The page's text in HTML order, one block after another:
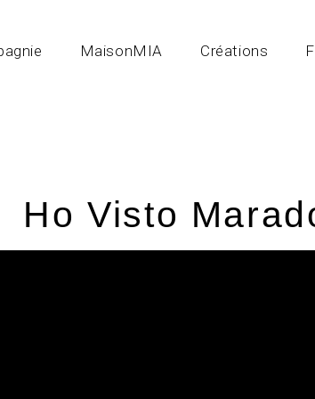
MaisonMIA Créations
Blog
Ho Visto